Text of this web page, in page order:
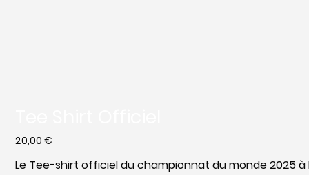
Prix
20,00 €
Le Tee-shirt officiel du championnat du monde 2025